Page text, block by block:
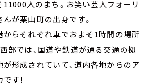
人のまち。お笑い芸人フォーリ
が栗山町の出身です。
らそれぞれ車でおよそ1時間の場所
部では、国道や鉄道が通る交通の拠
形成されていて、道内各地からのア
す！